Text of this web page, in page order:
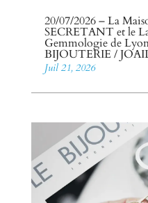
20/07/2026 – La
SECRETANT et le
Gemmologie de
BIJOUTERIE /
Juil 21, 2026